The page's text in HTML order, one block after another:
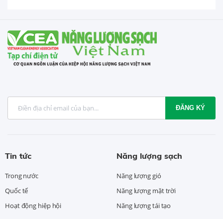
ĐĂNG KÝ
Tin tức
Trong nước
Quốc tế
Hoạt động hiệp hội
Năng lượng sạch
Năng lượng gió
Năng lượng mặt trời
Năng lượng tái tạo